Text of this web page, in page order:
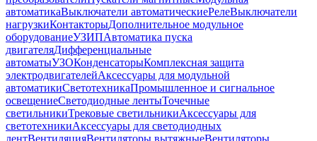
автоматикаВыключатели автоматическиеРелеВыключатели
нагрузкиКонтакторыДополнительное модульное
оборудованиеУЗИПАвтоматика пуска
двигателяДифференциальные
автоматыУЗОКонденсаторыКомплексная защита
электродвигателейАксессуары для модульной
автоматикиСветотехникаПромышленное и сигнальное
освещениеСветодиодные лентыТочечные
светильникиТрековые светильникиАксессуары для
светотехникиАксессуары для светодиодных
лентВентиляцияВентиляторы вытяжныеВентиляторы